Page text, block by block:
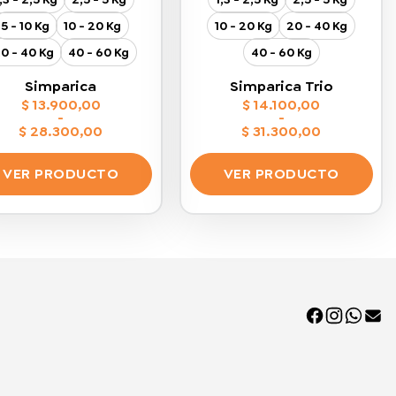
5 - 10 Kg
10 - 20 Kg
- 40 Kg
40 - 60 Kg
Simparica
$13.900,00
-
$ 28.300,00
Rango
de
precios:
desde
$ 13.900,00
$ 28.300,00
VER PRODUCTO
10 - 20 Kg
20 - 40 Kg
40 - 60 Kg
Simparica Trio
$14.100,00
-
$31.300,00
Rango
de
precios:
desde
$ 14.100,00
$ 31.300,00
VER PRODUCTO
opciones